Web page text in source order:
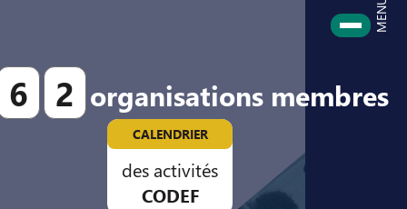
MENU
6 2 organisations membres
CALENDRIER
des activités
CODEF